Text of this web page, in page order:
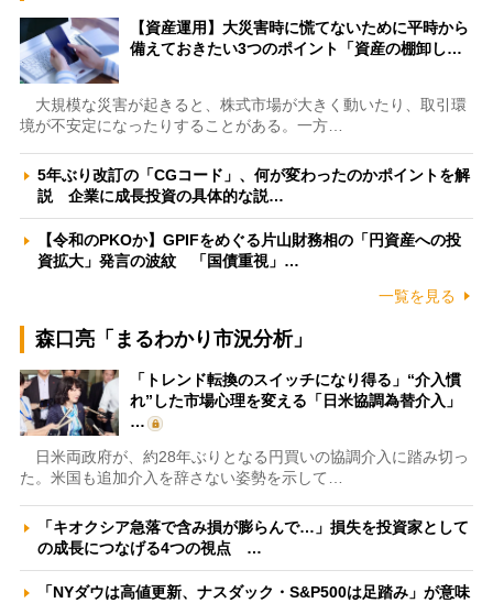
【資産運用】大災害時に慌てないために平時から
備えておきたい3つのポイント「資産の棚卸し…
大規模な災害が起きると、株式市場が大きく動いたり、取引環
境が不安定になったりすることがある。一方…
5年ぶり改訂の「CGコード」、何が変わったのかポイントを解
説 企業に成長投資の具体的な説…
【令和のPKOか】GPIFをめぐる片山財務相の「円資産への投
資拡大」発言の波紋 「国債重視」…
一覧を見る
森口亮「まるわかり市況分析」
「トレンド転換のスイッチになり得る」“介入慣
れ”した市場心理を変える「日米協調為替介入」
…
日米両政府が、約28年ぶりとなる円買いの協調介入に踏み切っ
た。米国も追加介入を辞さない姿勢を示して…
「キオクシア急落で含み損が膨らんで…」損失を投資家として
の成長につなげる4つの視点 …
「NYダウは高値更新、ナスダック・S&P500は足踏み」が意味